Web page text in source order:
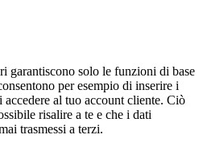
garantiscono solo le funzioni di base
per esempio di inserire i
al tuo account cliente. Ciò
risalire a te e che i dati
trasmessi a terzi.